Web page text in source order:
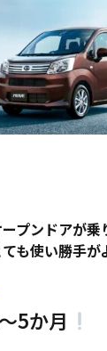
プンドアが乗
も使い勝手が
5か月